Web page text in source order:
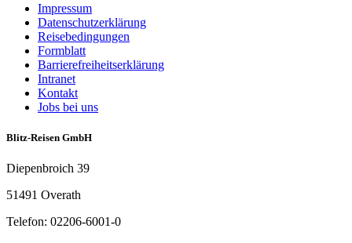
Impressum
Datenschutzerklärung
Reisebedingungen
Formblatt
Barrierefreiheitserklärung
Intranet
Kontakt
Jobs bei uns
Blitz-Reisen GmbH
Diepenbroich 39
51491 Overath
Telefon: 02206-6001-0